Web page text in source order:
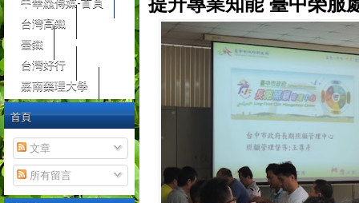
台灣高鐵
臺鐵
台灣好行
嘉南藥理大學
首頁
文章
所有留言